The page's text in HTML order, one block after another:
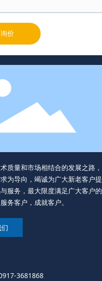
价
质量和市场相结合的发展之路，
为导向，竭诚为广大新老客户提
服务，最大限度满足广大客户的
务客户，成就客户。
3681868